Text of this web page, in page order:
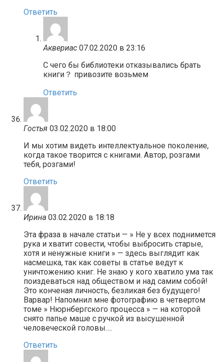
Ответить
Аквериас 07.02.2020 в 23:16
С чего бы библиотеки отказывались брать
книги？ привозите возьмем
Ответить
Гостья 03.02.2020 в 18:00
И мы хотим видеть интеллектуальное поколение,
когда такое творится с книгами. Автор, розгами
тебя, розгами!
Ответить
Ирина 03.02.2020 в 18:18
Эта фраза в начале статьи — » Не у всех поднимется
рука и хватит совести, чтобы выбросить старые,
хотя и ненужные книги » — здесь выглядит как
насмешка, так как советы в статье ведут к
уничтожению книг. Не знаю у кого хватило ума так
поиздеваться над обществом и над самим собой!
Это конченая личность, безликая без будущего!
Варвар! Напомнил мне фотографию в четвертом
томе » Нюрнбергского процесса » — на которой
снято папье маше с ручкой из высушенной
человеческой головы….
Ответить